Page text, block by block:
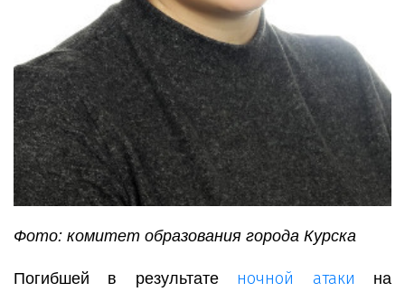
Фото: комитет образования города Курска
Погибшей в результате ночной атаки на